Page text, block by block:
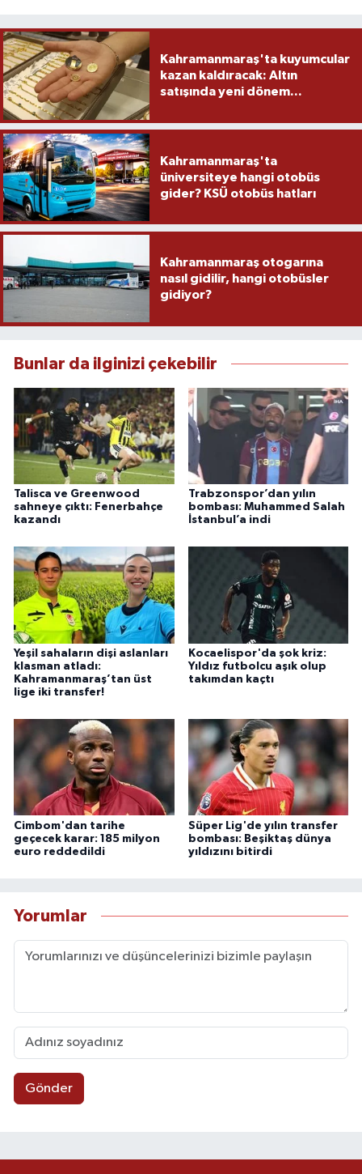
Kahramanmaraş'ta kuyumcular
kazan kaldıracak: Altın
satışında yeni dönem...
Kahramanmaraş'ta
üniversiteye hangi otobüs
gider? KSÜ otobüs hatları
Kahramanmaraş otogarına
nasıl gidilir, hangi otobüsler
gidiyor?
Bunlar da ilginizi çekebilir
Talisca ve Greenwood
sahneye çıktı: Fenerbahçe
kazandı
Trabzonspor’dan yılın
bombası: Muhammed Salah
İstanbul’a indi
Yeşil sahaların dişi aslanları
klasman atladı:
Kahramanmaraş’tan üst
lige iki transfer!
Kocaelispor'da şok kriz:
Yıldız futbolcu aşık olup
takımdan kaçtı
Cimbom'dan tarihe
geçecek karar: 185 milyon
euro reddedildi
Süper Lig'de yılın transfer
bombası: Beşiktaş dünya
yıldızını bitirdi
Yorumlar
Gönder